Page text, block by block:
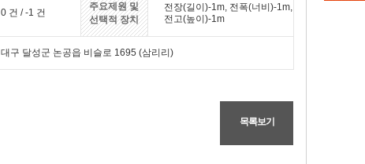
0 건 / -1 건
주요제원 및
선택적 장치
전장(길이)-1m, 전폭(너비)-1m,
전고(높이)-1m
대구 달성군 논공읍 비슬로 1695 (삼리리)
목록보기